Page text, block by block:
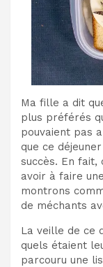
Ma fille a dit
plus préférés
pouvaient pas
que ce
succès. En fait,
avoir à faire
montrons
de méchants
La veille de ce
quels étaient
parcouru une